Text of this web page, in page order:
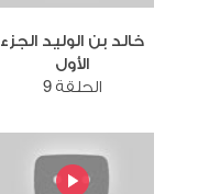
خالد بن الوليد الجزء
الأول
الحلقة 9